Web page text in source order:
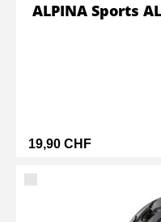
19,90 CHF
ALPINA Sports